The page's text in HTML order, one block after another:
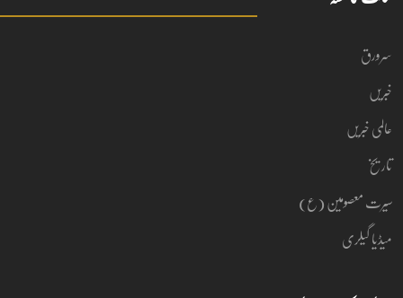
سرورق
خبریں
عالمی خبریں
تاریخ
سیرت معصومین (ع)
میڈیا گیلری